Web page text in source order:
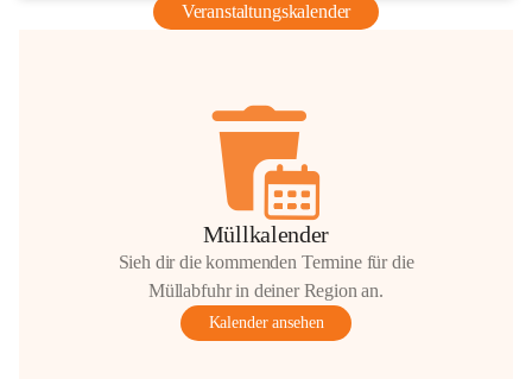
Veranstaltungskalender
Müllkalender
Sieh dir die kommenden Termine für die
Müllabfuhr in deiner Region an.
Kalender ansehen